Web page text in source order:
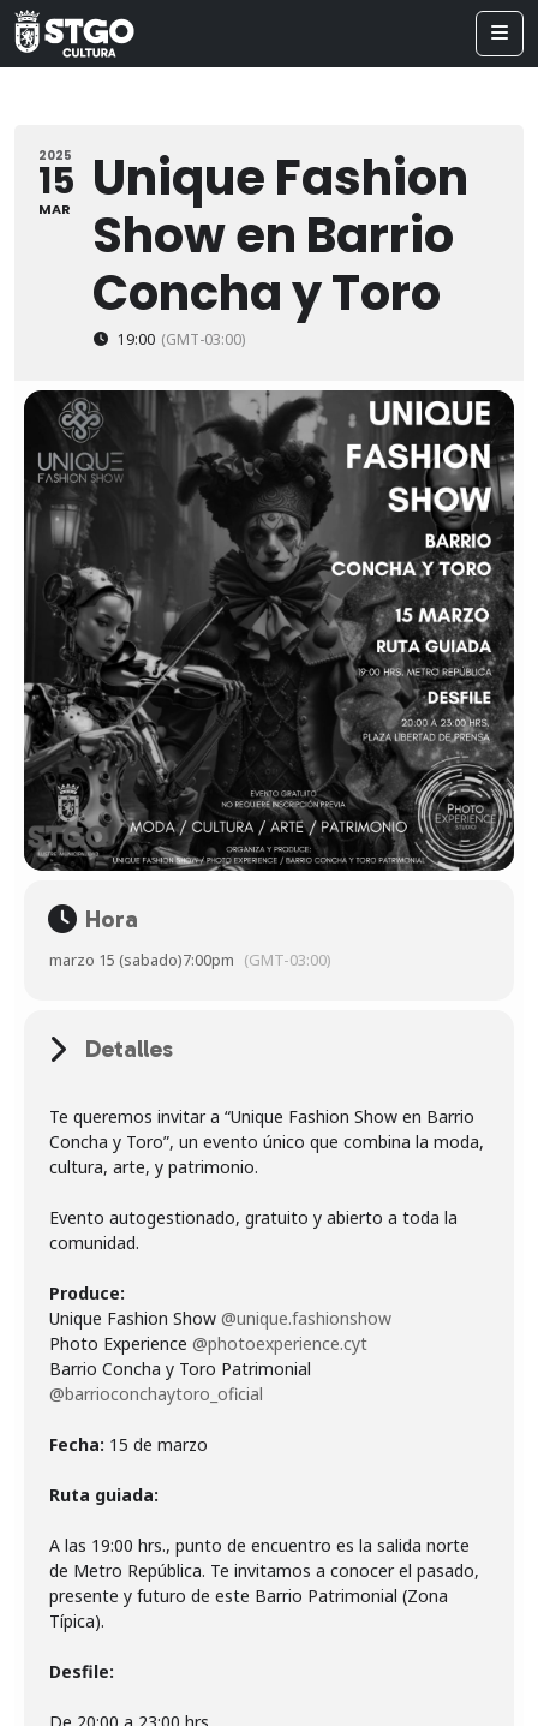
2025
15
MAR
Unique Fashion
Show en Barrio
Concha y Toro
19:00 (GMT-03:00)
Hora
marzo 15 (sabado)7:00pm (GMT-03:00)
Detalles
Te queremos invitar a “Unique Fashion Show en Barrio
Concha y Toro”, un evento único que combina la moda,
cultura, arte, y patrimonio.
Evento autogestionado, gratuito y abierto a toda la
comunidad.
Produce:
Unique Fashion Show @unique.fashionshow
Photo Experience @photoexperience.cyt
Barrio Concha y Toro Patrimonial
@barrioconchaytoro_oficial
Fecha: 15 de marzo
Ruta guiada:
A las 19:00 hrs., punto de encuentro es la salida norte
de Metro República. Te invitamos a conocer el pasado,
presente y futuro de este Barrio Patrimonial (Zona
Típica).
Desfile: